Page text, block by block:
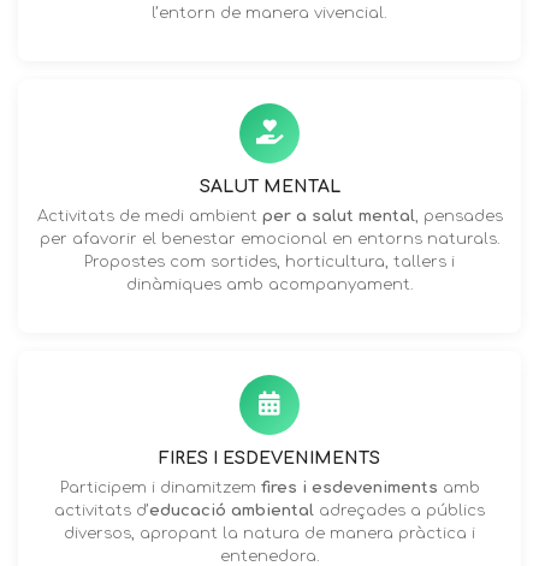
l’entorn de manera vivencial.
SALUT MENTAL
Activitats de medi ambient per a salut mental, pensades
per afavorir el benestar emocional en entorns naturals.
Propostes com sortides, horticultura, tallers i
dinàmiques amb acompanyament.
FIRES I ESDEVENIMENTS
Participem i dinamitzem fires i esdeveniments amb
activitats d’educació ambiental adreçades a públics
diversos, apropant la natura de manera pràctica i
entenedora.